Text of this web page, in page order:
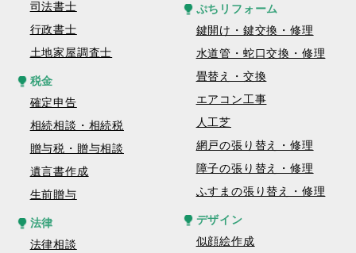
司法書士
行政書士
土地家屋調査士
税金
確定申告
相続相談・相続税
贈与税・贈与相談
遺言書作成
生前贈与
法律
法律相談
ぷちリフォーム
鍵開け・鍵交換・修理
水道管・蛇口交換・修理
畳替え・交換
エアコン工事
人工芝
網戸の張り替え・修理
障子の張り替え・修理
ふすまの張り替え・修理
デザイン
似顔絵作成